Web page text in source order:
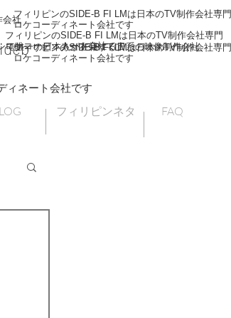
で唯一の日本人が在籍する日系の映像制作会社
フィリピンのSIDE-B FI LMは日本のTV制作会社専門
ロケコーディネート会社です
フィリピンのSIDE-B FI LMは日本のTV制作会社専門
ロケコーディネート会社です
会社
フィリピンのSIDE-B FI LMは日本のTV制作会社専門
ロケコーディネート会社です
ィネート会社です
フィリピンネタ FAQ